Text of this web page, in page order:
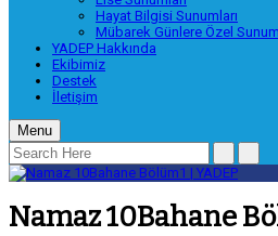
Hayat Bilgisi Sunumları
Mübarek Günlere Özel
YADEP Hakkında
Ekibimiz
Destek
İletişim
Menu
Namaz 10Bahane